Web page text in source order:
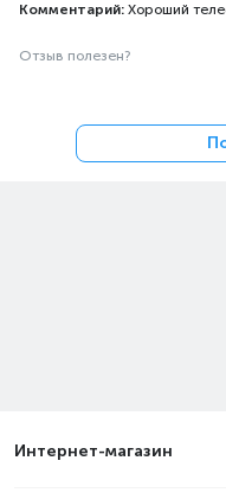
Комментарий: Хороший
Отзыв полезен?
Интернет-магазин